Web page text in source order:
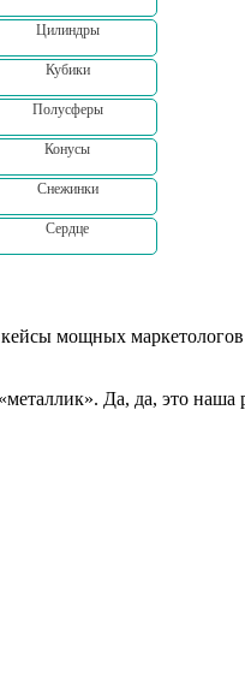
Цилиндры
Кубики
Полусферы
Конусы
Снежинки
Сердце
мощных
Да, да, это наша